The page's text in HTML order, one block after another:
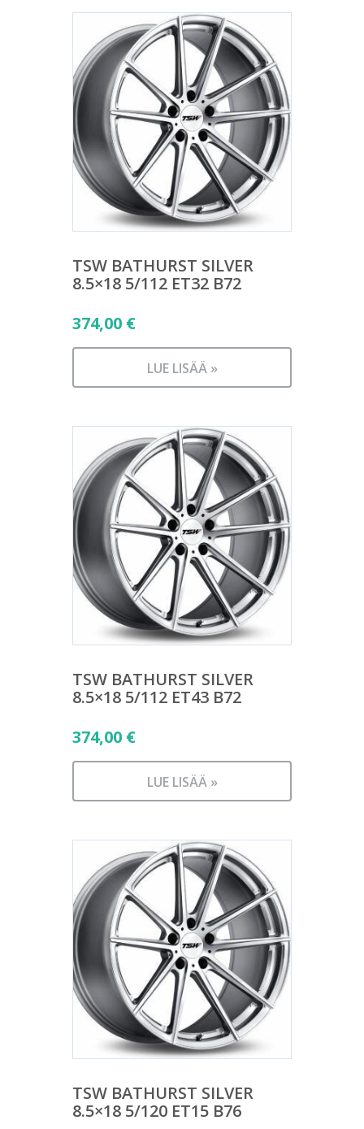
TSW BATHURST SILVER
8.5×18 5/112 ET32 B72
374,00 €
LUE LISÄÄ »
TSW BATHURST SILVER
8.5×18 5/112 ET43 B72
374,00 €
LUE LISÄÄ »
TSW BATHURST SILVER
8.5×18 5/120 ET15 B76